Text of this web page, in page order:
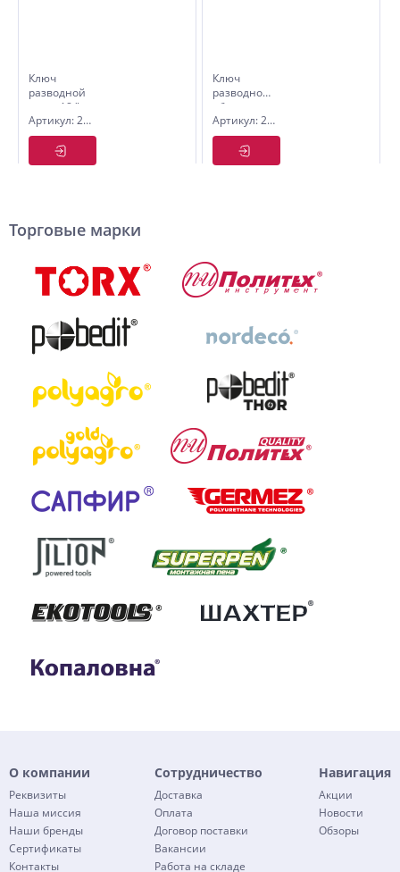
Ключ
разводной
хром. 18 " -
450 мм
Артикул: 2775045
Ключ
разводной,
обливная
рукоять 6 "
- 150 мм
Артикул: 2776015
Торговые марки
О компании
Реквизиты
Наша миссия
Наши бренды
Сертификаты
Контакты
Сотрудничество
Доставка
Оплата
Договор поставки
Вакансии
Работа на складе
Навигация
Акции
Новости
Обзоры